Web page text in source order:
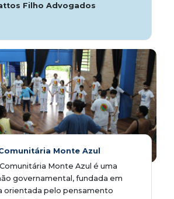
Filho Advogados
Monte Azul
Monte Azul é uma
governamental, fundada em
orientada pelo pensamento